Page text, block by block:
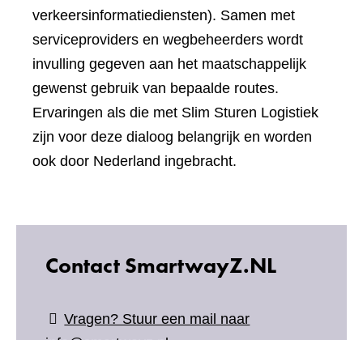
verkeersinformatiediensten). Samen met
serviceproviders en wegbeheerders wordt
invulling gegeven aan het maatschappelijk
gewenst gebruik van bepaalde routes.
Ervaringen als die met Slim Sturen Logistiek
zijn voor deze dialoog belangrijk en worden
ook door Nederland ingebracht.
Contact SmartwayZ.NL
Vragen? Stuur een mail naar